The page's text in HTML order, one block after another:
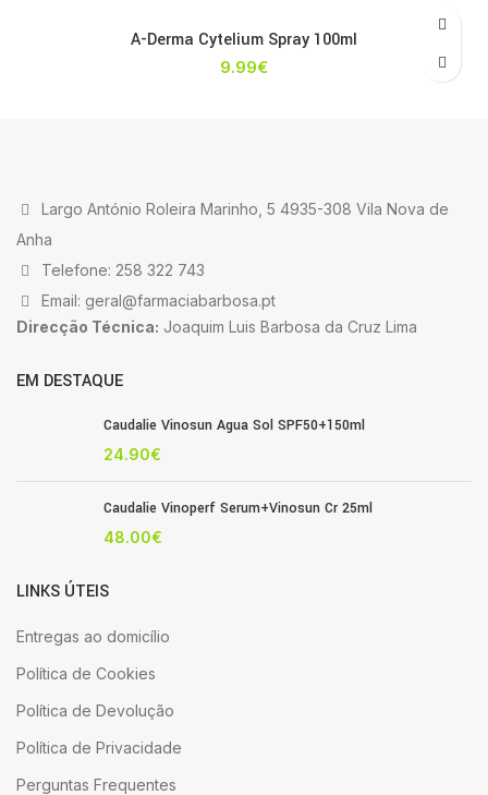
A-Derma Cytelium Spray 100ml
9.99€
Largo António Roleira Marinho, 5 4935-308 Vila Nova de
Anha
Telefone: 258 322 743
Email: geral@farmaciabarbosa.pt
Direcção Técnica: Joaquim Luis Barbosa da Cruz Lima
EM DESTAQUE
Caudalie Vinosun Agua Sol SPF50+150ml
24.90€
Caudalie Vinoperf Serum+Vinosun Cr 25ml
48.00€
LINKS ÚTEIS
Entregas ao domicílio
Política de Cookies
Política de Devolução
Política de Privacidade
Perguntas Frequentes